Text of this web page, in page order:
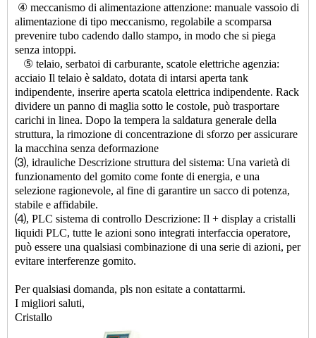
④ meccanismo di alimentazione attenzione: manuale vassoio di
alimentazione di tipo meccanismo, regolabile a scomparsa
prevenire tubo cadendo dallo stampo, in modo che si piega
senza intoppi.
⑤ telaio, serbatoi di carburante, scatole elettriche agenzia:
acciaio Il telaio è saldato, dotata di intarsi aperta tank
indipendente, inserire aperta scatola elettrica indipendente. Rack
dividere un panno di maglia sotto le costole, può trasportare
carichi in linea. Dopo la tempera la saldatura generale della
struttura, la rimozione di concentrazione di sforzo per assicurare
la macchina senza deformazione
⑶, idrauliche Descrizione struttura del sistema: Una varietà di
funzionamento del gomito come fonte di energia, e una
selezione ragionevole, al fine di garantire un sacco di potenza,
stabile e affidabile.
⑷, PLC sistema di controllo Descrizione: Il + display a cristalli
liquidi PLC, tutte le azioni sono integrati interfaccia operatore,
può essere una qualsiasi combinazione di una serie di azioni, per
evitare interferenze gomito.
Per qualsiasi domanda, pls non esitate a contattarmi.
I migliori saluti,
Cristallo